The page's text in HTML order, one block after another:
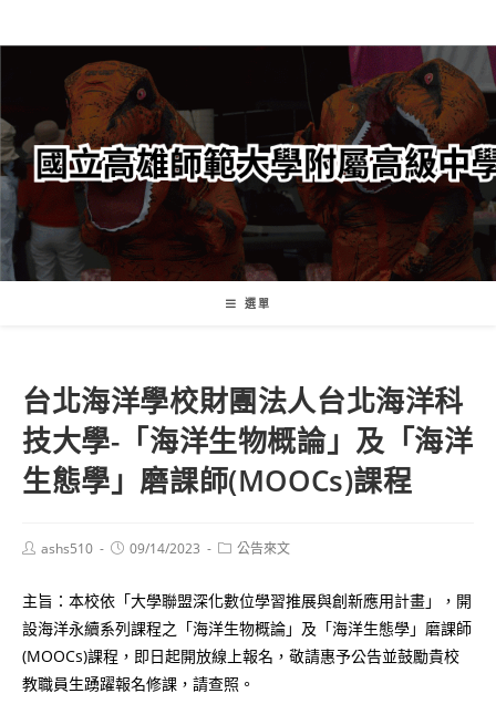
轉
要
內
容
選單
台北海洋學校財團法人台北海洋科
技大學-「海洋生物概論」及「海洋
生態學」磨課師(MOOCs)課程
Postashs510
Post09/14/2023
Post公告來文
主旨：本校依「大學聯盟深化數位學習推展與創新應用計畫」，開
設海洋永續系列課程之「海洋生物概論」及「海洋生態學」磨課師
(MOOCs)課程，即日起開放線上報名，敬請惠予公告並鼓勵貴校
教職員生踴躍報名修課，請查照。